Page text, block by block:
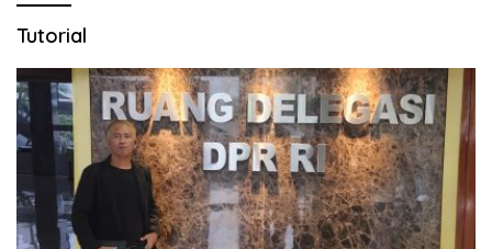
Tutorial